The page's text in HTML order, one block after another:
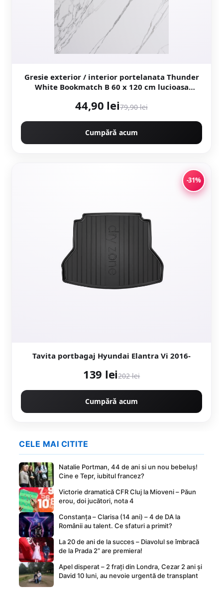
Gresie exterior / interior portelanata Thunder
White Bookmatch B 60 x 120 cm lucioasa
44,90 lei79,90 lei
Cumpără acum
-31%
Tavita portbagaj Hyundai Elantra Vi 2016-
139 lei202 lei
Cumpără acum
CELE MAI CITITE
Natalie Portman, 44 de ani si un nou bebeluș!
Cine e Tepr, iubitul francez?
Victorie dramatică CFR Cluj la Mioveni – Păun
erou, doi jucători, nota 4
Constanța – Clarisa (14 ani) – 4 de DA la
Românii au talent. Ce sfaturi a primit?
La 20 de ani de la succes – Diavolul se îmbracă
de la Prada 2” are premiera!
Apel disperat – 2 frați din Londra, Cezar 2 ani și
David 10 luni, au nevoie urgentă de transplant